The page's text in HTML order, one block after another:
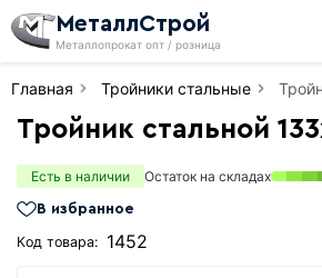
МеталлСтрой
Металлопрокат опт / розница
Главная Тройники стальные
Тройник стальной
Есть в наличии Остаток на складах
В избранное
Код товара: 1452